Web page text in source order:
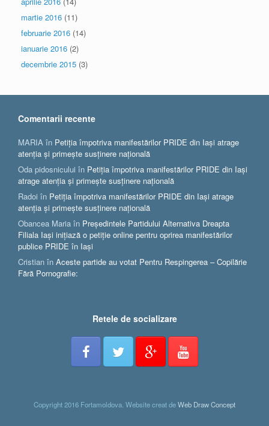
martie 2016 (11)
februarie 2016 (14)
ianuarie 2016 (2)
decembrie 2015 (3)
Comentarii recente
MARIA în Petiția împotriva manifestărilor PRIDE din Iași atrage
atenția și primește susținere națională
Oda pidosnicului în Petiția împotriva manifestărilor PRIDE din Iași
atrage atenția și primește susținere națională
Radoi în Petiția împotriva manifestărilor PRIDE din Iași atrage
atenția și primește susținere națională
Obancea Maria în Președintele Partidului Alternativa Dreapta
Filiala Iași inițiază o petiție online pentru oprirea manifestărilor
publice PRIDE în Iași
Cristian în Aceste partide au votat Pentru Respingerea – Copilărie
Fără Pornografie:
Retele de socializare
Copyright 2016 Fortamoldova. Website creat deWeb Draw Concept